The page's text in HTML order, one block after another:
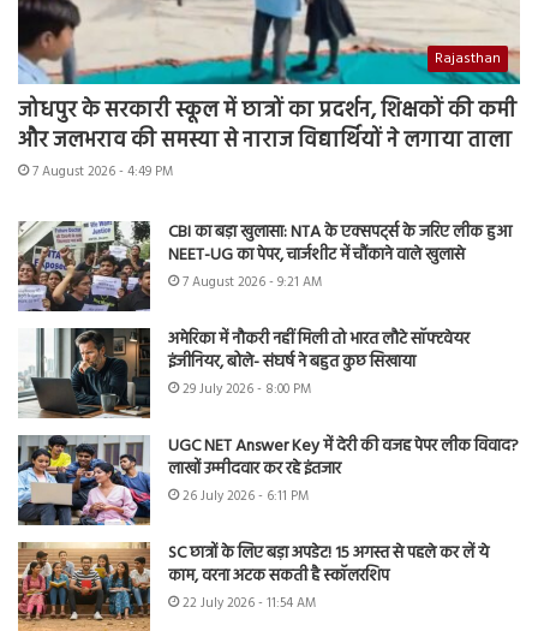
Rajasthan
जोधपुर के सरकारी स्कूल में छात्रों का प्रदर्शन, शिक्षकों की कमी
और जलभराव की समस्या से नाराज विद्यार्थियों ने लगाया ताला
7 August 2026 - 4:49 PM
CBI का बड़ा खुलासा: NTA के एक्सपर्ट्स के जरिए लीक हुआ
NEET-UG का पेपर, चार्जशीट में चौंकाने वाले खुलासे
7 August 2026 - 9:21 AM
अमेरिका में नौकरी नहीं मिली तो भारत लौटे सॉफ्टवेयर
इंजीनियर, बोले- संघर्ष ने बहुत कुछ सिखाया
29 July 2026 - 8:00 PM
UGC NET Answer Key में देरी की वजह पेपर लीक विवाद?
लाखों उम्मीदवार कर रहे इंतजार
26 July 2026 - 6:11 PM
SC छात्रों के लिए बड़ा अपडेट! 15 अगस्त से पहले कर लें ये
काम, वरना अटक सकती है स्कॉलरशिप
22 July 2026 - 11:54 AM